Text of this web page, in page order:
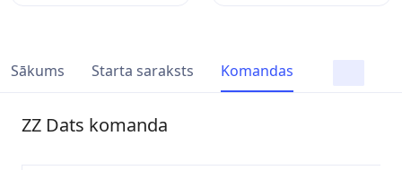
Sākums Starta saraksts Komandas
ZZ Dats komanda